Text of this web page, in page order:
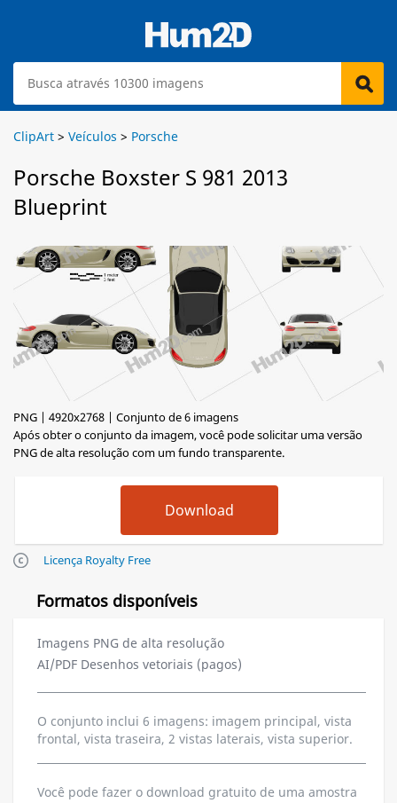
ClipArt > Veículos > Porsche
Porsche Boxster S 981 2013
Blueprint
PNG | 4920x2768 | Conjunto de 6 imagens
Após obter o conjunto da imagem, você pode solicitar uma versão
PNG de alta resolução com um fundo transparente.
Licença Royalty Free
Formatos disponíveis
Imagens PNG de alta resolução
AI/PDF Desenhos vetoriais (pagos)
O conjunto inclui 6 imagens: imagem principal, vista
frontal, vista traseira, 2 vistas laterais, vista superior.
Você pode fazer o download gratuito de uma amostra